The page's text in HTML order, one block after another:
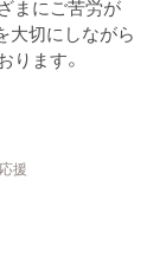
まにご苦労が
大切にしながら
ります。
援